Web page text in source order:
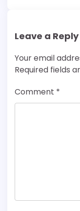
Leave a Reply
Your email
Required fields
Comment *